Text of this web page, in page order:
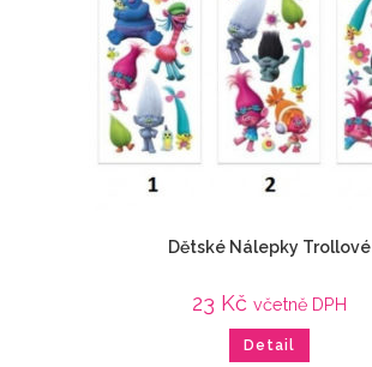
Dětské Nálepky Trollové
23 Kč včetně DPH
Detail